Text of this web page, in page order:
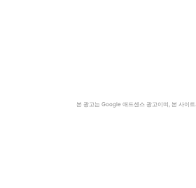
본 광고는 Google 애드센스 광고이며, 본 사이